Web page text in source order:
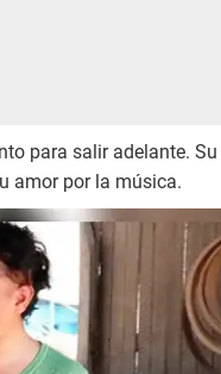
para salir adelante. Su
amor por la música.